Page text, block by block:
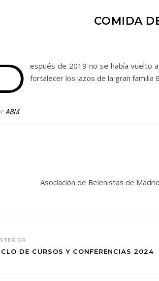
COMIDA
espués de 2019 no se había vuelto
fortalecer los lazos de la gran familia
ABM
Asociación de Belenistas de
DE CURSOS Y CONFERENCIAS 2024